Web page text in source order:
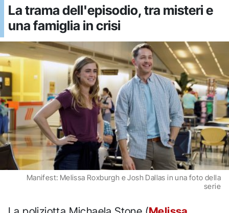
La trama dell'episodio, tra misteri e
una famiglia in crisi
Manifest: Melissa Roxburgh e Josh Dallas in una foto della
serie